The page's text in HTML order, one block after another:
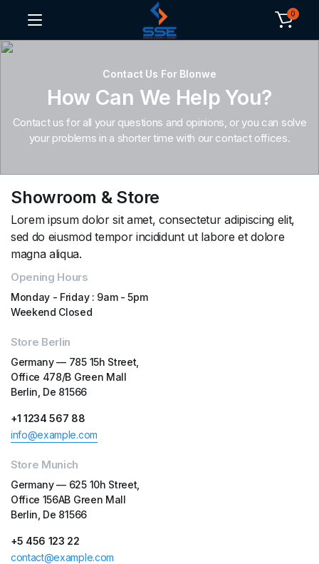
0
Contact Us For Blonwe
How Can We Help You?
Contact us for all your questions and opinions, or you can solve
your problems in a shorter time with our contact offices.
Showroom & Store
Lorem ipsum dolor sit amet, consectetur adipiscing elit,
sed do eiusmod tempor incididunt ut labore et dolore
magna aliqua.
Opening Hours
Monday - Friday : 9am - 5pm
Weekend Closed
Store Berlin
Germany — 785 15h Street,
Office 478/B Green Mall
Berlin, De 81566
+1 1234 567 88
info@example.com
Store Munich
Germany — 625 10h Street,
Office 156AB Green Mall
Berlin, De 81566
+5 456 123 22
contact@example.com